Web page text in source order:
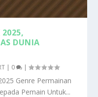
2025,
DUNIA
| 0 |
Genre Permainan
Pemain Untuk...